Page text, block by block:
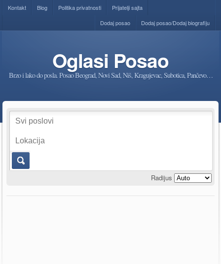
Kontakt Blog Politika privatnosti
Prijatelji sajta
Dodaj posao/Dodaj biografiju
Dodaj posao
Oglasi Posao
Brzo i lako do posla. Posao Beograd, Novi Sad, Niš, Kragujevac, Subotica, Pančevo…
Radijus